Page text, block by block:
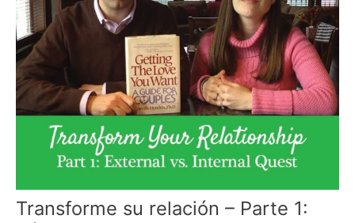
Transforme su relación – Parte 1: